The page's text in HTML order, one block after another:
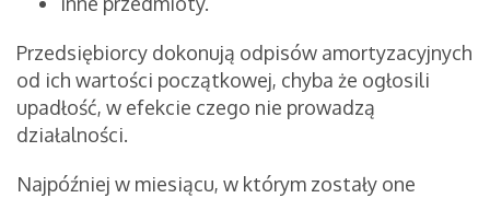
Przedsiębiorcy dokonują odpisów amortyzacyjnych
od ich wartości początkowej, chyba że ogłosili
upadłość, w efekcie czego nie prowadzą
działalności.
Najpóźniej w miesiącu, w którym zostały one